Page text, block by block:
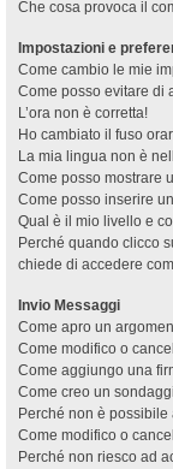
Che cosa provoca il
Impostazioni e
Come cambio le mie
Come posso evitare di
L’ora non è corretta!
Ho cambiato il fuso
La mia lingua non è
Come posso mostrare
Come posso inserire
Qual è il mio livello e
Perché quando clicco
chiede di accedere
Invio Messaggi
Come apro un
Come modifico o
Come aggiungo una
Come creo un
Perché non è
Come modifico o
Perché non riesco ad